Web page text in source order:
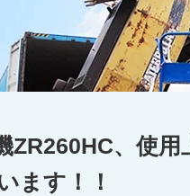
ZR260HC、使用
ます！！